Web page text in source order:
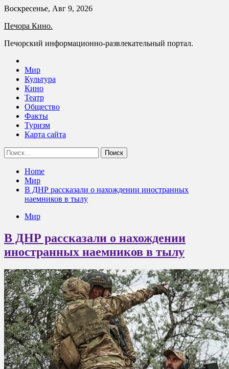
Skip
content
Воскресенье, Авг 9, 2026
Печора Кино.
Печорский информационно-развлекательный портал.
Мир
Культура
Кино
Театр
Общество
Факты
Туризм
Карта сайта
Найти:
Home
Мир
В ДНР рассказали о нахождении иностранных
наемников в тылу
Мир
В ДНР рассказали о нахождении
иностранных наемников в тылу